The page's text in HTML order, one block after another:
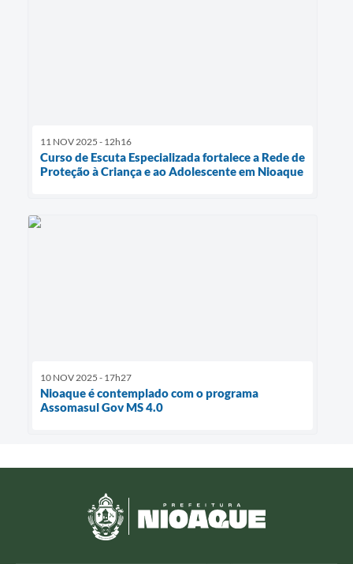
11 NOV 2025 - 12h16
Curso de Escuta Especializada fortalece a Rede de
Proteção à Criança e ao Adolescente em Nioaque
10 NOV 2025 - 17h27
Nioaque é contemplado com o programa
Assomasul Gov MS 4.0